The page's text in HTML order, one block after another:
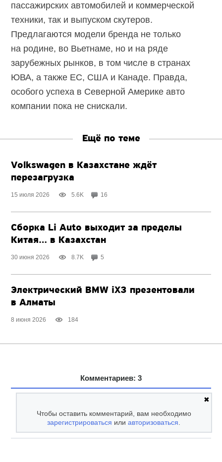
пассажирских автомобилей и коммерческой
техники, так и выпуском скутеров.
Предлагаются модели бренда не только
на родине, во Вьетнаме, но и на ряде
зарубежных рынков, в том числе в странах
ЮВА, а также ЕС, США и Канаде. Правда,
особого успеха в Северной Америке авто
компании пока не снискали.
Ещё по теме
Volkswagen в Казахстане ждёт
перезагрузка
15 июля 2026 5.6K 16
Сборка Li Auto выходит за пределы
Китая… в Казахстан
30 июня 2026 8.7K 5
Электрический BMW iX3 презентовали
в Алматы
8 июня 2026 184
Комментариев: 3
✖
Чтобы оставить комментарий, вам необходимо
зарегистрироваться илиавторизоваться